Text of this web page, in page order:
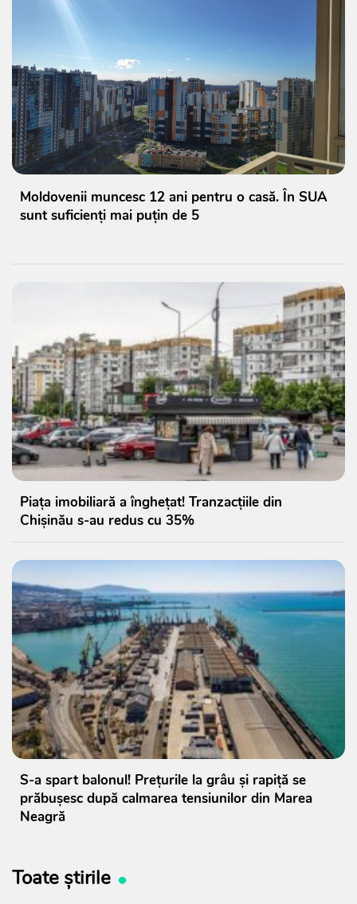
Moldovenii muncesc 12 ani pentru o casă. În SUA
sunt suficienți mai puțin de 5
Piața imobiliară a înghețat! Tranzacțiile din
Chișinău s-au redus cu 35%
S-a spart balonul! Prețurile la grâu și rapiță se
prăbușesc după calmarea tensiunilor din Marea
Neagră
Toate știrile